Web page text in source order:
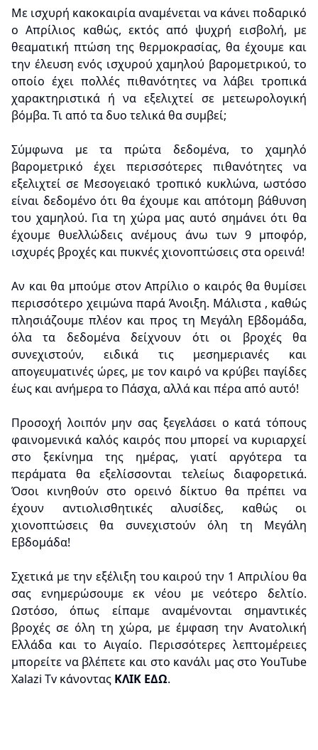
Με ισχυρή κακοκαιρία αναμένεται να κάνει ποδαρικό
ο Απρίλιος καθώς, εκτός από ψυχρή εισβολή, με
θεαματική πτώση της θερμοκρασίας, θα έχουμε και
την έλευση ενός ισχυρού χαμηλού βαρομετρικού, το
οποίο έχει πολλές πιθανότητες να λάβει τροπικά
χαρακτηριστικά ή να εξελιχτεί σε μετεωρολογική
βόμβα. Τι από τα δυο τελικά θα συμβεί;
Σύμφωνα με τα πρώτα δεδομένα, το χαμηλό
βαρομετρικό έχει περισσότερες πιθανότητες να
εξελιχτεί σε Μεσογειακό τροπικό κυκλώνα, ωστόσο
είναι δεδομένο ότι θα έχουμε και απότομη βάθυνση
του χαμηλού. Για τη χώρα μας αυτό σημάνει ότι θα
έχουμε θυελλώδεις ανέμους άνω των 9 μποφόρ,
ισχυρές βροχές και πυκνές χιονοπτώσεις στα ορεινά!
Αν και θα μπούμε στον Απρίλιο ο καιρός θα θυμίσει
περισσότερο χειμώνα παρά Άνοιξη. Μάλιστα , καθώς
πλησιάζουμε πλέον και προς τη Μεγάλη Εβδομάδα,
όλα τα δεδομένα δείχνουν ότι οι βροχές θα
συνεχιστούν, ειδικά τις μεσημεριανές και
απογευματινές ώρες, με τον καιρό να κρύβει παγίδες
έως και ανήμερα το Πάσχα, αλλά και πέρα από αυτό!
Προσοχή λοιπόν μην σας ξεγελάσει ο κατά τόπους
φαινομενικά καλός καιρός που μπορεί να κυριαρχεί
στο ξεκίνημα της ημέρας, γιατί αργότερα τα
περάματα θα εξελίσσονται τελείως διαφορετικά.
Όσοι κινηθούν στο ορεινό δίκτυο θα πρέπει να
έχουν αντιολισθητικές αλυσίδες, καθώς οι
χιονοπτώσεις θα συνεχιστούν όλη τη Μεγάλη
Εβδομάδα!
Σχετικά με την εξέλιξη του καιρού την 1 Απριλίου θα
σας ενημερώσουμε εκ νέου με νεότερο δελτίο.
Ωστόσο, όπως είπαμε αναμένονται σημαντικές
βροχές σε όλη τη χώρα, με έμφαση την Ανατολική
Ελλάδα και το Αιγαίο. Περισσότερες λεπτομέρειες
μπορείτε να βλέπετε και στο κανάλι μας στο YouTube
Xalazi Tv κάνοντας ΚΛΙΚ ΕΔΩ.